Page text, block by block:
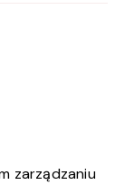
zarządzaniu